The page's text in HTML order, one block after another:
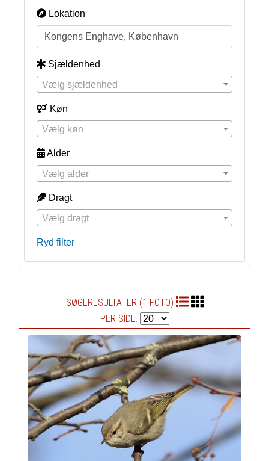
Lokation
Sjældenhed
Vælg sjældenhed
Køn
Vælg køn
Alder
Vælg alder
Dragt
Vælg dragt
Ryd filter
SØGERESULTATER (1 FOTO)
PER SIDE: